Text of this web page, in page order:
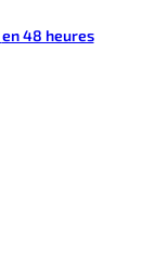
en 48 heures